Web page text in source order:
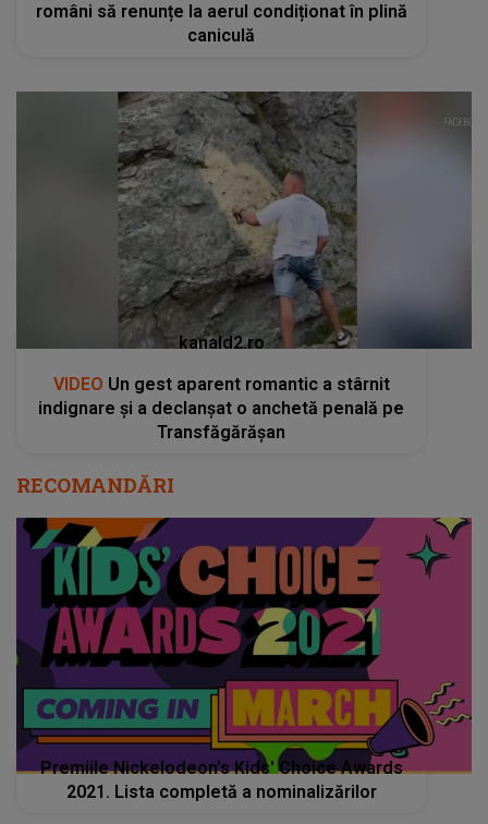
români să renunțe la aerul condiționat în plină
caniculă
kanald2.ro
VIDEO Un gest aparent romantic a stârnit
indignare și a declanșat o anchetă penală pe
Transfăgărășan
RECOMANDĂRI
Premiile Nickelodeon’s Kids' Choice Awards
2021. Lista completă a nominalizărilor